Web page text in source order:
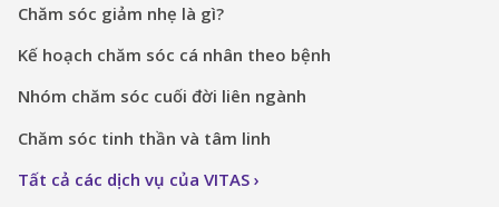
Chăm sóc giảm nhẹ là gì?
Kế hoạch chăm sóc cá nhân theo bệnh
Nhóm chăm sóc cuối đời liên ngành
Chăm sóc tinh thần và tâm linh
Tất cả các dịch vụ của VITAS